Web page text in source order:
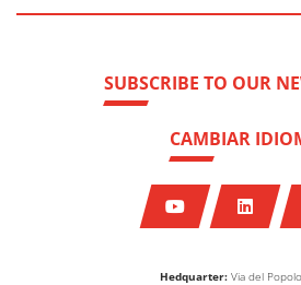
Hedquarter: Via del
SUBSCRIBE TO OUR
CAMBIAR